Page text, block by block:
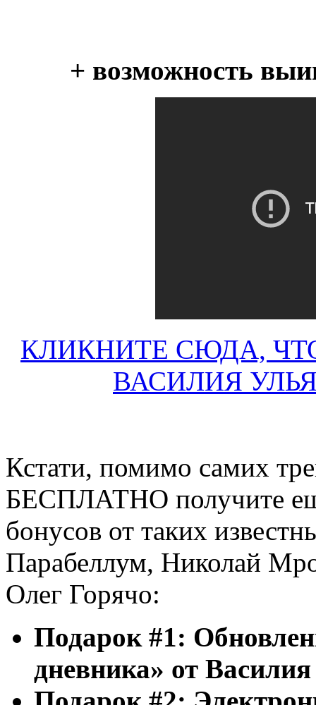
+ возможность
КЛИКНИТЕ СЮДА,
ВАСИЛИЯ
Кстати, помимо самих
БЕСПЛАТНО получите
бонусов от таких
Парабеллум, Николай
Олег Горячо:
Подарок #1:
дневника» от